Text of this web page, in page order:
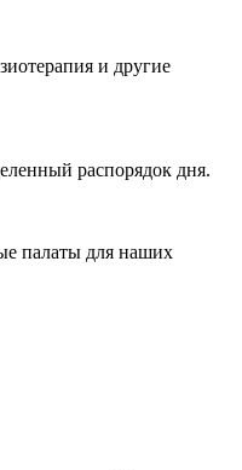
и другие
распорядок дня.
палаты для наших